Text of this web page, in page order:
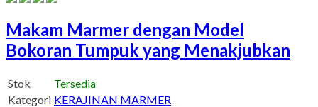
Makam Marmer dengan Model
Bokoran Tumpuk yang Menakjubkan
Stok
Tersedia
Kategori KERAJINAN MARMER